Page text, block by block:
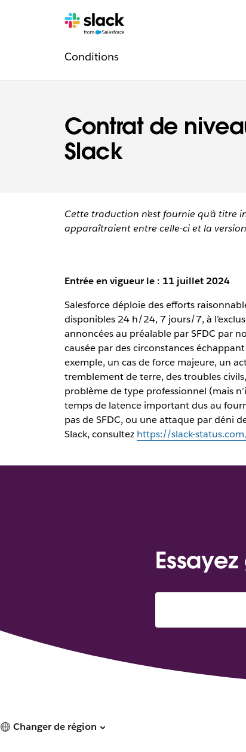
Contrat de
Slack
Pages
Conditionssupplémentaires
Cette traduction n’est fournie qu’à titre
apparaîtraient entre celle-ci et la
Entrée en vigueur le : 11 juillet 2024
Salesforce déploie des efforts
disponibles 24 h/24, 7 jours/7, à
annoncées au préalable par SFDC par
causée par des circonstances
exemple, un cas de force majeure, un
tremblement de terre, des troubles
problème de type professionnel (mais
temps de latence important dus au
pas de SFDC, ou une attaque par déni
Slack, consultez https://slack-
Changer de région